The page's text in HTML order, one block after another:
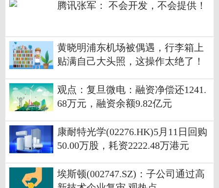
腾讯张军： 不会开发，不会提供！
黄晓明浦东机场被偶遇，行李箱上
贴满自己大头照，这操作太绝了！
观点：复旦微电：融资净偿还1241.
68万元，融资余额9.82亿元
康耐特光学(02276.HK)5月11日回购
50.00万股，耗资2222.48万港元
埃斯顿(002747.SZ)：子公司通过高